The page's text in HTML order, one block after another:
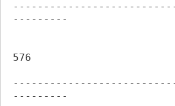
---------
576
---------